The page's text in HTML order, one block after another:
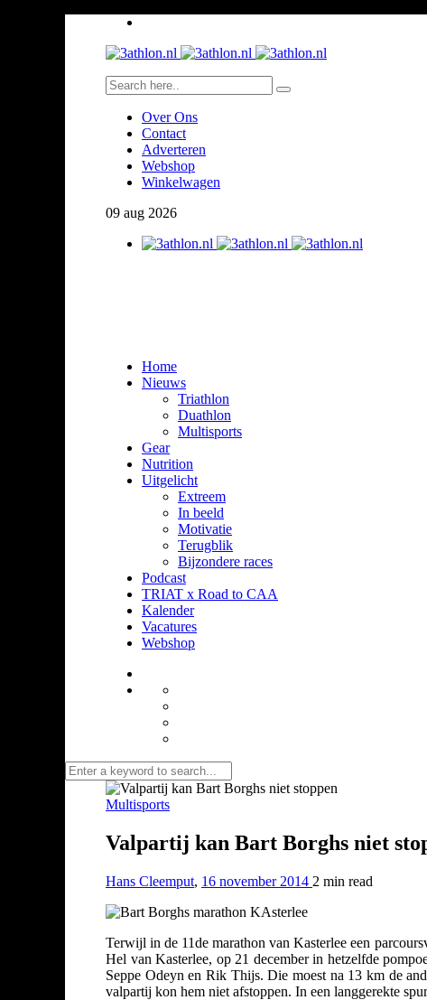
Over Ons
Contact
Adverteren
Webshop
Winkelwagen
09 aug 2026
Home
Nieuws
Triathlon
Duathlon
Multisports
Gear
Nutrition
Uitgelicht
Extreem
In beeld
Motivatie
Terugblik
Bijzondere races
Podcast
TRIAT x Road to CAA
Kalender
Vacatures
Webshop
Multisports
Valpartij kan Bart Borghs niet
Hans Cleemput, 16 november 2014 2 min read
Terwijl in de 11de marathon van Kasterlee een
Hel van Kasterlee, op 21 december in hetzelfde
Seppe Odeyn en Rik Thijs. Die moest na 13 km de
valpartij kon hem niet afstoppen. In een langgerekte